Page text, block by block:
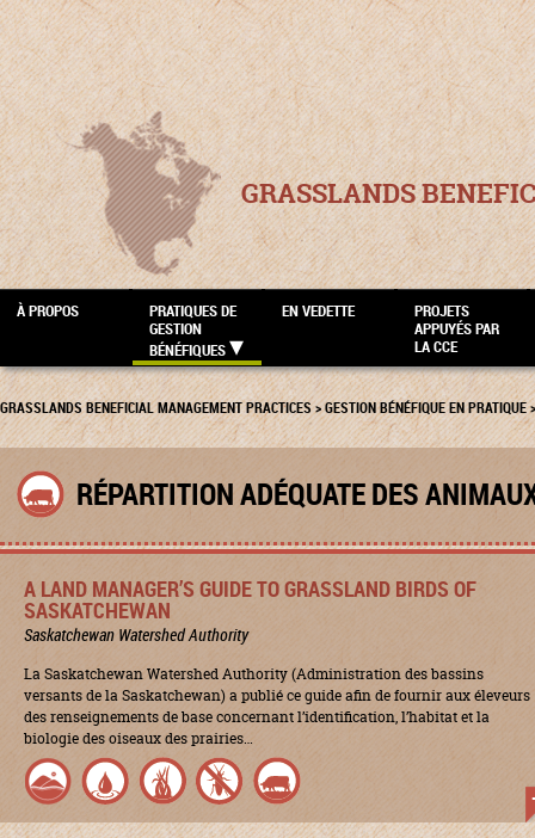
GRASSLANDS
À PROPOS
PRATIQUES DE
GESTION
BÉNÉFIQUES
EN VEDETTE
PROJETS
APPUYÉS PAR
LA CCE
GRASSLANDS BENEFICIAL MANAGEMENT PRACTICES>GESTION BÉNÉFIQUE EN PRATIQUE
RÉPARTITION ADÉQUATE DES
A LAND MANAGER’S GUIDE TO GRASSLAND BIRDS OF
SASKATCHEWAN
Saskatchewan Watershed Authority
La Saskatchewan Watershed Authority (Administration des bassins
versants de la Saskatchewan) a publié ce guide afin de fournir aux éleveurs
des renseignements de base concernant l’identification, l’habitat et la
biologie des oiseaux des prairies…